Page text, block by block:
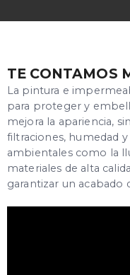
TE CONTAMOS
La pintura e
para proteger y
mejora la apariencia,
filtraciones, humedad
ambientales como la
materiales de alta
garantizar un acabado